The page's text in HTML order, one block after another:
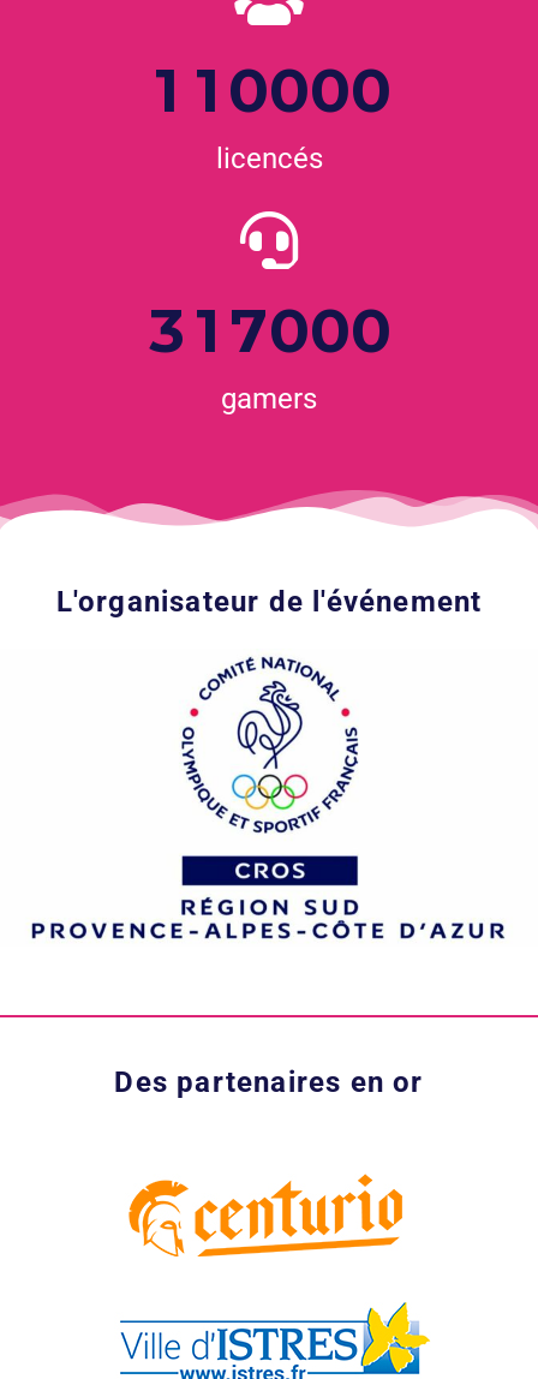
1 1 0000
licencés
31 7000
gamers
L'organisateur de l'événement
Des partenaires en or